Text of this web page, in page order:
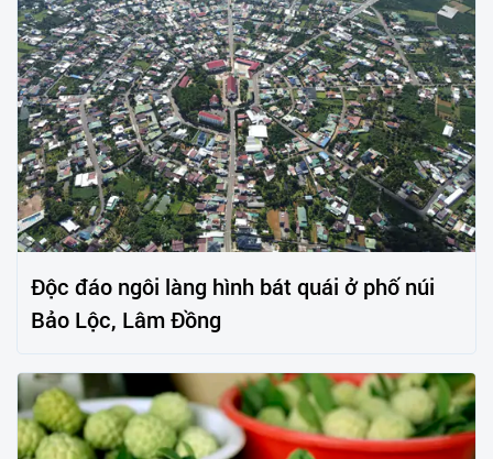
Độc đáo ngôi làng hình bát quái ở phố núi
Bảo Lộc, Lâm Đồng